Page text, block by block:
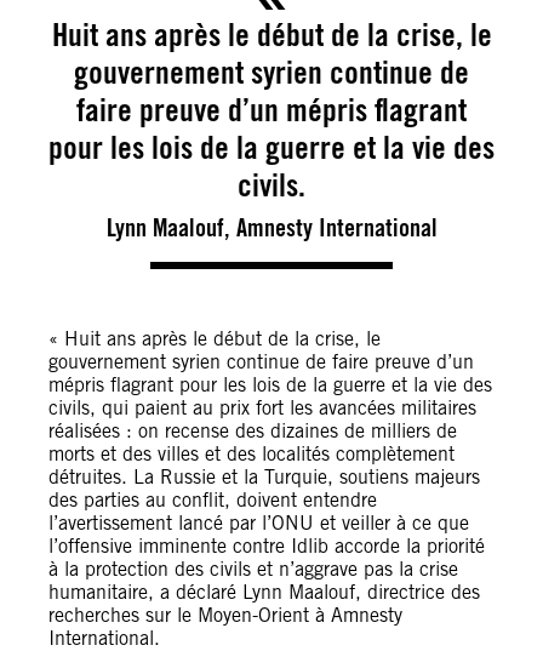
Huit ans après le début de la crise, le
gouvernement syrien continue de
faire preuve d’un mépris flagrant
pour les lois de la guerre et la vie des
civils.
Lynn Maalouf, Amnesty International
« Huit ans après le début de la crise, le
gouvernement syrien continue de faire preuve d’un
mépris flagrant pour les lois de la guerre et la vie des
civils, qui paient au prix fort les avancées militaires
réalisées : on recense des dizaines de milliers de
morts et des villes et des localités complètement
détruites. La Russie et la Turquie, soutiens majeurs
des parties au conflit, doivent entendre
l’avertissement lancé par l’ONU et veiller à ce que
l’offensive imminente contre Idlib accorde la priorité
à la protection des civils et n’aggrave pas la crise
humanitaire, a déclaré Lynn Maalouf, directrice des
recherches sur le Moyen-Orient à Amnesty
International.